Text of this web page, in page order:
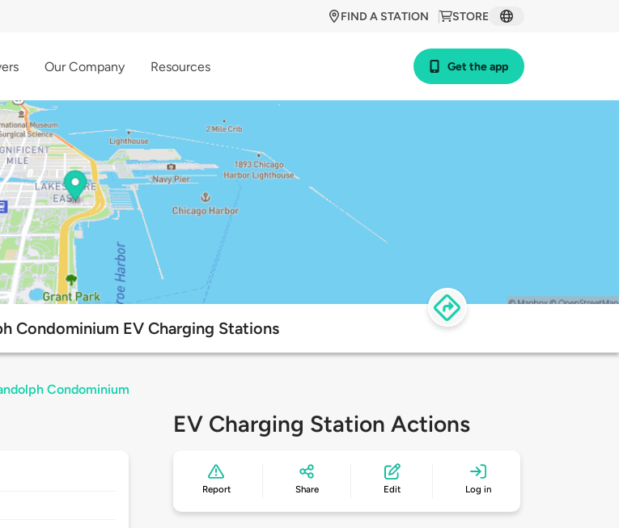
STORE
FIND A STATION
Our Company Resources Get the app
Condominium EV Charging Stations
Condominium
EV Charging Station Actions
Report Share Edit Log in